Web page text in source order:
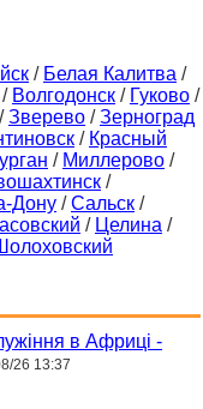
/ Белая Калитва /
/ Волгодонск / Гуково /
/Зверево /Зерноград
/ Красный
/ Миллерово /
/
Дону /Сальск /
/ Целина /
в Африці -
26 13:37